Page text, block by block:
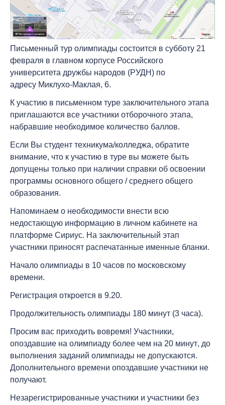
Письменный тур олимпиады состоится в субботу 21
февраля в главном корпусе Российского
университета дружбы народов (РУДН) по
адресу Миклухо-Маклая, 6.
К участию в письменном туре заключительного этапа
приглашаются все участники отборочного этапа,
набравшие необходимое количество баллов.
Если Вы студент техникума/колледжа, обратите
внимание, что к участию в туре вы можете быть
допущены только при наличии справки об освоении
программы основного общего / среднего общего
образования.
Напоминаем о необходимости внести всю
недостающую информацию в личном кабинете на
платформе Сириус. На заключительный этап
участники приносят распечатанные именные бланки.
Начало олимпиады в 10 часов по московскому
времени.
Регистрация откроется в 9.20.
Продолжительность олимпиады 180 минут (3 часа).
Просим вас приходить вовремя! Участники,
опоздавшие на олимпиаду более чем на 20 минут, до
выполнения заданий олимпиады не допускаются.
Дополнительного времени опоздавшие участники не
получают.
Незарегистрированные участники и участники без